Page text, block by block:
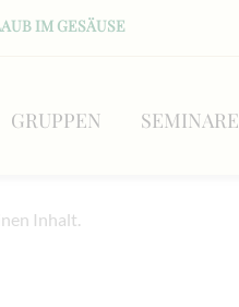
IM GESÄUSE
GRUPPEN SEMINARE
Inhalt.